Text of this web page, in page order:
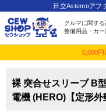
日立Astemoアフ
クルマに関する
整備用品・カ
5,000円
裸 突合せスリーブ B
電機 (HERO)【定形外